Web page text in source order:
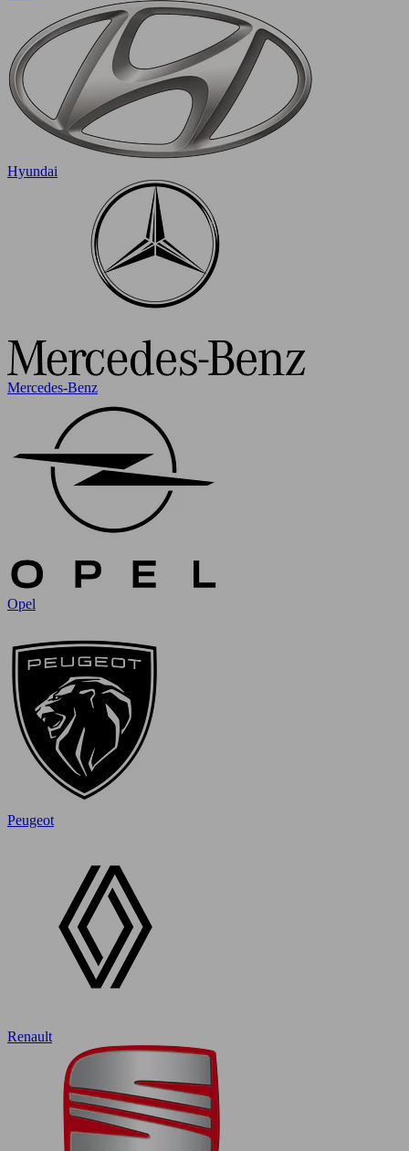
Hyundai
Mercedes-Benz
Opel
Peugeot
Renault